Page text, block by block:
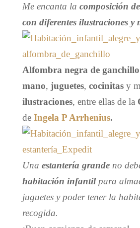
Me encanta la composición
con diferentes ilustraciones y
Alfombra negra de ganchillo
mano, juguetes, cocinitas y
ilustraciones, entre ellas de la
de Ingela P Arrhenius.
Una estantería grande no
habitación infantilpara
juguetes y poder tener la
recogida.